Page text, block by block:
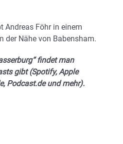
Andreas Föhr in einem
der Nähe von Babensham.
findet man
gibt (Spotify, Apple
Podcast.de und mehr).